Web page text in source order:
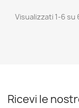
Visualizzati 1-6 su
Ricevi le